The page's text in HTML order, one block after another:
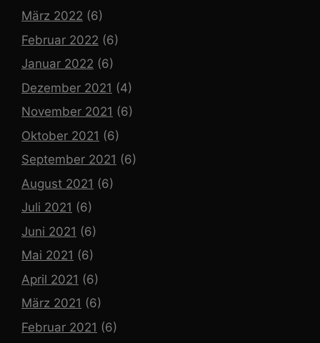
März 2022 (6)
Februar 2022 (6)
Januar 2022 (6)
Dezember 2021 (4)
November 2021 (6)
Oktober 2021 (6)
September 2021 (6)
August 2021 (6)
Juli 2021 (6)
Juni 2021 (6)
Mai 2021 (6)
April 2021 (6)
März 2021 (6)
Februar 2021 (6)